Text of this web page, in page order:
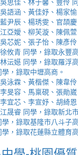
語涵、黃佳妤、楊家
尹辰、楊琇雯、官頡
亞嬡、柳芙漩、陳佩
芯妮、張子怡、陳彥
攸青 同學，錄取永豐
沄嬨 同學，錄取羅浮
，錄取中壢高商。
泳霖、黃楷傑、陳韋
旻容、馬稟硯、張勛
宜芯、李宣妤、胡綺
晟睿 同學，錄取新北
，錄取基隆市八斗子
，錄取花蓮縣立體育